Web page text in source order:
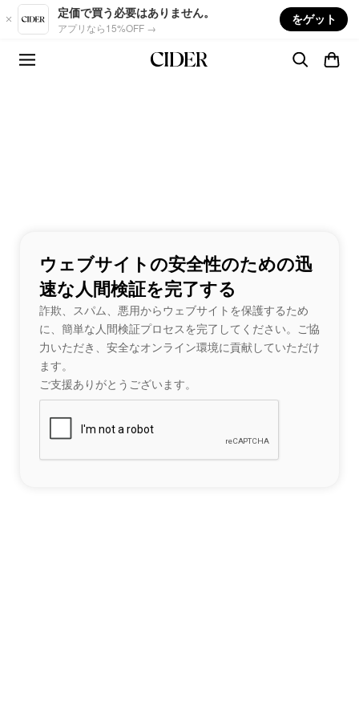
Skip to main content
定価で買う必要はありません。
アプリなら15%OFF →
をゲット
ウェブサイトの安全性のための迅
速な人間検証を完了する
詐欺、スパム、悪用からウェブサイトを保護するため
に、簡単な人間検証プロセスを完了してください。ご協
力いただき、安全なオンライン環境に貢献していただけ
ます。
ご支援ありがとうございます。